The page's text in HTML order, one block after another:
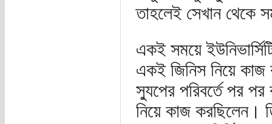
তাহলেই সেখান থেকে
একই সময়ে
একই জিনিস নিয়ে কাজ
স্যুপের পরিবর্তে পর
নিয়ে কাজ করছিলেন।